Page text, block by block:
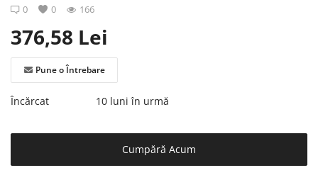
0 0 166
376,58 Lei
Pune o Întrebare
Încărcat 10 luni în urmă
Cumpără Acum